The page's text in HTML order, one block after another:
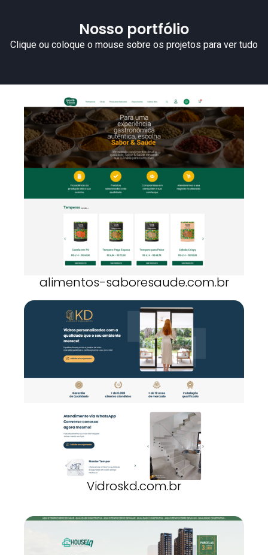
Nosso portfólio
Clique ou coloque o mouse sobre os projetos para ver tudo
alimentos-saboresaude.com.br
Vidroskd.com.br